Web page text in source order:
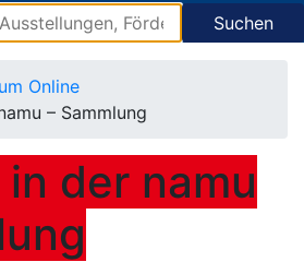
Suchen
Online
– Sammlung
der namu